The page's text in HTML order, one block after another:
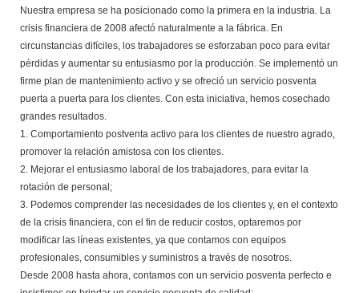
Nuestra empresa se ha posicionado como la primera en la industria. La
crisis financiera de 2008 afectó naturalmente a la fábrica. En
circunstancias difíciles, los trabajadores se esforzaban poco para evitar
pérdidas y aumentar su entusiasmo por la producción. Se implementó un
firme plan de mantenimiento activo y se ofreció un servicio posventa
puerta a puerta para los clientes. Con esta iniciativa, hemos cosechado
grandes resultados.
1. Comportamiento postventa activo para los clientes de nuestro agrado,
promover la relación amistosa con los clientes.
2. Mejorar el entusiasmo laboral de los trabajadores, para evitar la
rotación de personal;
3. Podemos comprender las necesidades de los clientes y, en el contexto
de la crisis financiera, con el fin de reducir costos, optaremos por
modificar las líneas existentes, ya que contamos con equipos
profesionales, consumibles y suministros a través de nosotros.
Desde 2008 hasta ahora, contamos con un servicio posventa perfecto e